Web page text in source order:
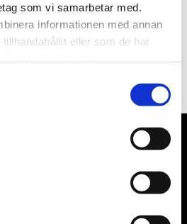
som vi samarbetar med.
informationen med annan
eller som de har
är KS Tools verktyg, ATH billyftar
luftmaskiner. Kontakta oss
då vi gör vårt yttersta för att hjälpa